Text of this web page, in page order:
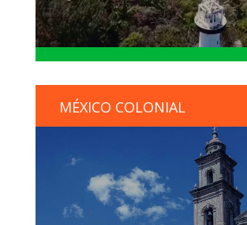
MÉXICO COLONIAL